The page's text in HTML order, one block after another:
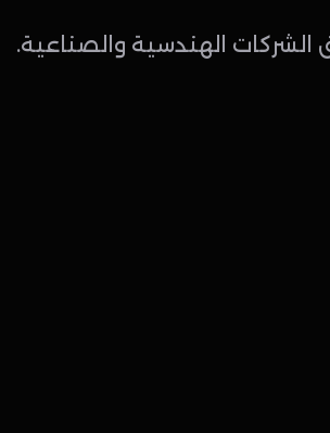
الشركات الهندسية والصناعية.